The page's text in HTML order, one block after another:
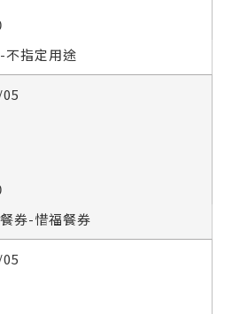
不指定用途
券-惜福餐券